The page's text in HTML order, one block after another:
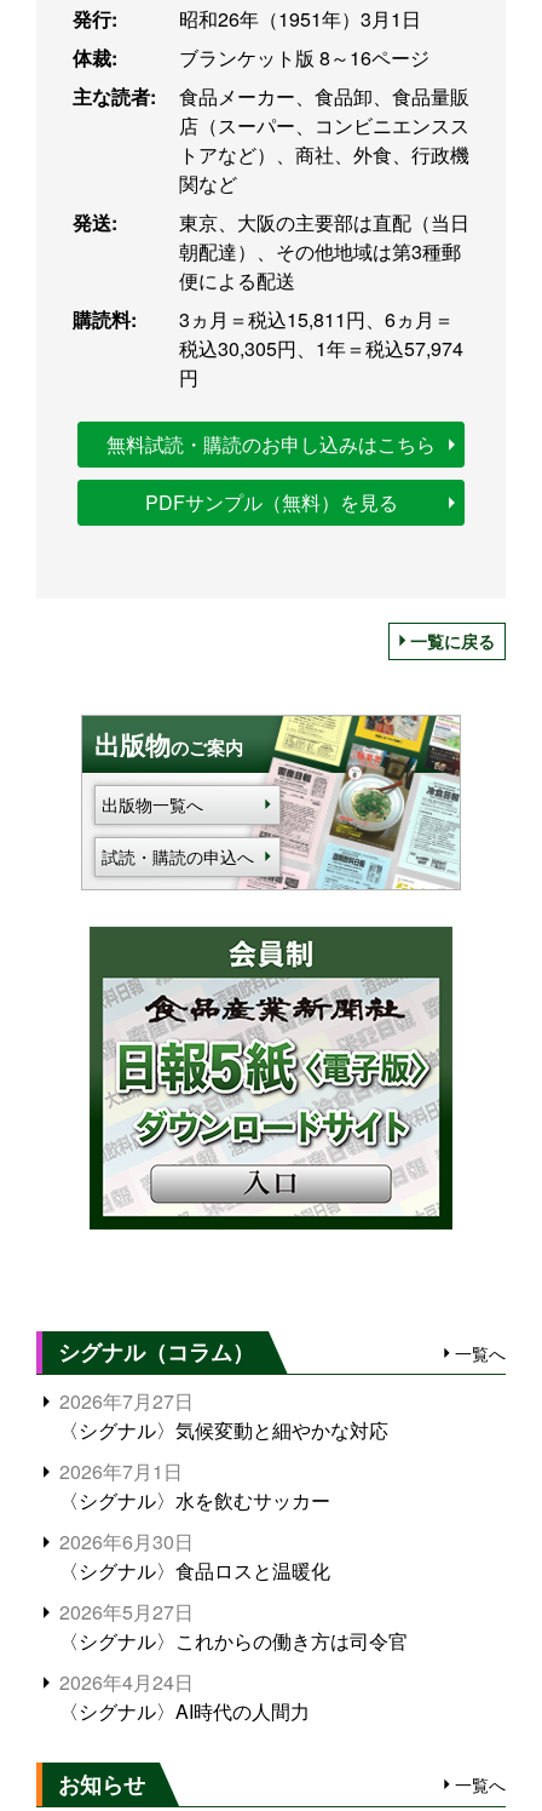
発行:
昭和26年（1951年）3月1日
体裁:
ブランケット版 8～16ページ
主な読者:
食品メーカー、食品卸、食品量販
店（スーパー、コンビニエンスス
トアなど）、商社、外食、行政機
関など
発送:
東京、大阪の主要部は直配（当日
朝配達）、その他地域は第3種郵
便による配送
購読料:
3ヵ月＝税込15,811円、6ヵ月＝
税込30,305円、1年＝税込57,974
円
無料試読・購読のお申し込みはこちら
PDFサンプル（無料）を見る
一覧に戻る
出版物のご案内
出版物一覧へ
試読・購読の申込へ
シグナル（コラム） 一覧へ
2026年7月27日
〈シグナル〉気候変動と細やかな対応
2026年7月1日
〈シグナル〉水を飲むサッカー
2026年6月30日
〈シグナル〉食品ロスと温暖化
2026年5月27日
〈シグナル〉これからの働き方は司令官
2026年4月24日
〈シグナル〉AI時代の人間力
お知らせ 一覧へ